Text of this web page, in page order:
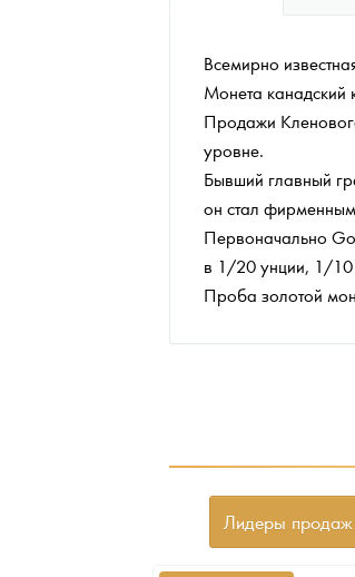
Монеты и жетоны из
Книги по нумизматике
Всемирно
Монета канадский
Продажи
уровне.
Бывший главный
он стал
Первоначально
в 1/20 унции, 1/10
Проба золотой
Лидеры продаж